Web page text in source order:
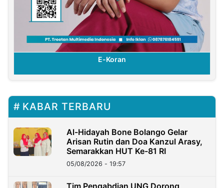
E-Koran
KABAR TERBARU
Al-Hidayah Bone Bolango Gelar
Arisan Rutin dan Doa Kanzul Arasy,
Semarakkan HUT Ke-81 RI
05/08/2026 - 19:57